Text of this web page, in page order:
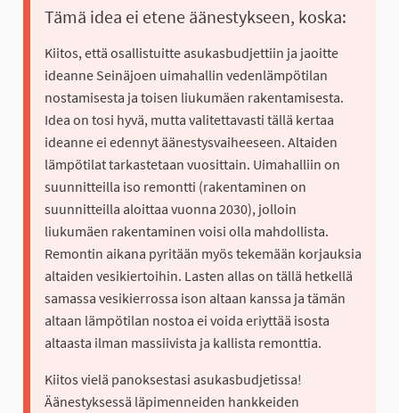
Tämä idea ei etene äänestykseen, koska:
Kiitos, että osallistuitte asukasbudjettiin ja jaoitte
ideanne Seinäjoen uimahallin vedenlämpötilan
nostamisesta ja toisen liukumäen rakentamisesta.
Idea on tosi hyvä, mutta valitettavasti tällä kertaa
ideanne ei edennyt äänestysvaiheeseen. Altaiden
lämpötilat tarkastetaan vuosittain. Uimahalliin on
suunnitteilla iso remontti (rakentaminen on
suunnitteilla aloittaa vuonna 2030), jolloin
liukumäen rakentaminen voisi olla mahdollista.
Remontin aikana pyritään myös tekemään korjauksia
altaiden vesikiertoihin. Lasten allas on tällä hetkellä
samassa vesikierrossa ison altaan kanssa ja tämän
altaan lämpötilan nostoa ei voida eriyttää isosta
altaasta ilman massiivista ja kallista remonttia.
Kiitos vielä panoksestasi asukasbudjetissa!
Äänestyksessä läpimenneiden hankkeiden